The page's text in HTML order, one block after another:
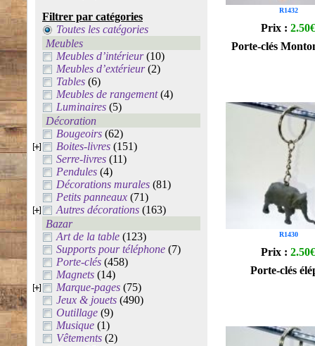
Filtrer par catégories
Toutes les catégories
Meubles
Meubles d’intérieur(10)
Meubles d’extérieur(2)
Tables (6)
Meubles de rangement(4)
Luminaires (5)
Décoration
Bougeoirs (62)
Boites-livres (151)
Serre-livres (11)
Pendules (4)
Décorations murales (81)
Petits panneaux (71)
Autres décorations (163)
Bazar
Art de la table (123)
Supports pour téléphone (7)
Porte-clés (458)
Magnets (14)
Marque-pages (75)
Jeux & jouets (490)
Outillage (9)
Musique (1)
Vêtements (2)
R1432
Prix : 2.50€
Porte-clés
R1430
Prix : 2.50€
Porte-clés